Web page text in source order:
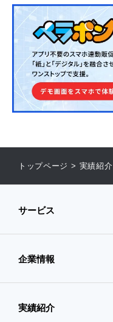
トップページ > 実績紹介
サービス
- サービスTOP
- 映像・動画制作
企業情報
- 企業情報TOP
実績紹介